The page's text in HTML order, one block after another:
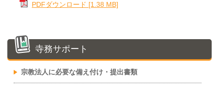
PDFダウンロード [1.38 MB]
寺務サポート
宗教法人に必要な備え付け・提出書類